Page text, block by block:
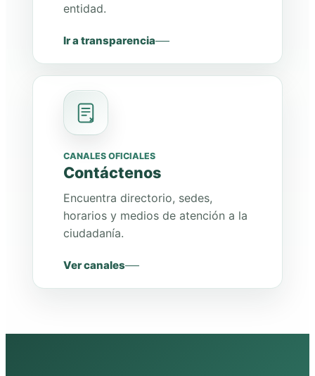
entidad.
Ir a transparencia
CANALES OFICIALES
Contáctenos
Encuentra directorio, sedes,
horarios y medios de atención a la
ciudadanía.
Ver canales